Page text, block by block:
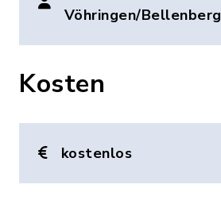
Vöhringen/Bellenberg
Kosten
kostenlos